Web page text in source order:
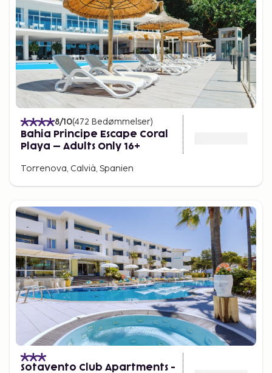
8/10(472 Bedømmelser)
Bahia Principe Escape Coral
Playa – Adults Only 16+
Torrenova, Calvià, Spanien
Sotavento Club Apartments -